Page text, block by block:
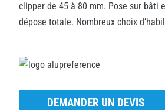
clipper de 45 à 80 mm. Pose sur bâti
dépose totale. Nombreux choix
DEMANDER UN DEVIS